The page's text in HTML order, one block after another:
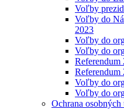
Voľby
Voľby do
2023
Voľby do
Voľby do
Referendum
Referendum
Voľby do
Voľby do
Ochrana osobných